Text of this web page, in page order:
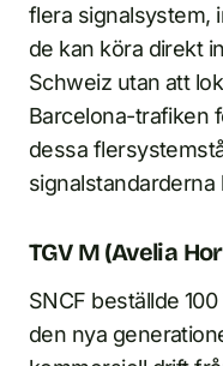
flera signalsystem,
de kan köra direkt
Schweiz utan att
Barcelona-trafiken
dessa
signalstandarderna
TGV M (Avelia
SNCF beställde
den nya